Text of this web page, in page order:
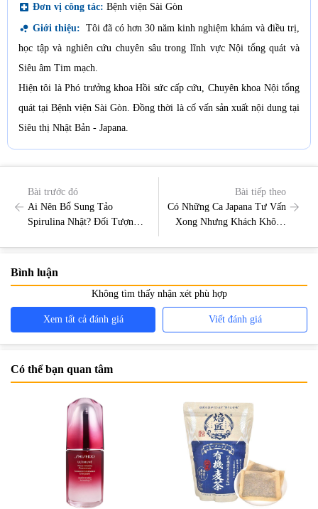
local_hospital Đơn vị công tác: Bệnh viện Sài Gòn
bubble_chart Giới thiệu: Tôi đã có hơn 30 năm kinh nghiệm khám và điều trị,
học tập và nghiên cứu chuyên sâu trong lĩnh vực Nội tổng quát và
Siêu âm Tim mạch.
Hiện tôi là Phó trưởng khoa Hồi sức cấp cứu, Chuyên khoa Nội tổng
quát tại Bệnh viện Sài Gòn. Đồng thời là cố vấn sản xuất nội dung tại
Siêu thị Nhật Bản - Japana.
Bài trước đó
Ai Nên Bổ Sung Tảo
Spirulina Nhật? Đối Tượng
Bài tiếp theo
Có Những Ca Japana Tư Vấn
Xong Nhưng Khách Không
Bình luận
Không tìm thấy nhận xét phù hợp
Xem tất cả đánh giá Viết đánh giá
Có thể bạn quan tâm